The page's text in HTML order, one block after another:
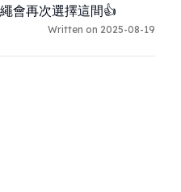
會再次選擇這間👍
Written on 2025-08-19